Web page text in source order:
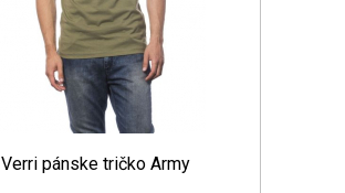
Verri pánske tričko Army